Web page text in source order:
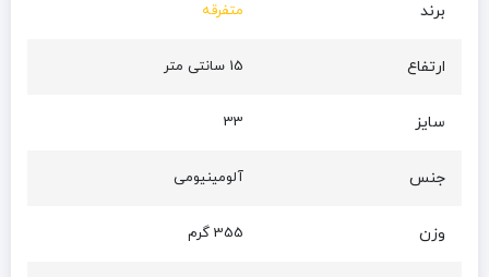
برند متفرقه
ارتفاع 15 سانتی متر
سایز 33
جنس آلومینیومی
وزن 355 گرم